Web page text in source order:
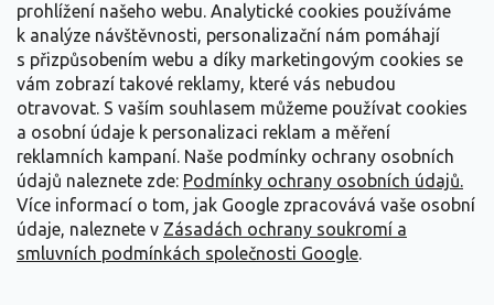
prohlížení našeho webu. Analytické cookies používáme
k analýze návštěvnosti, personalizační nám pomáhají
s přizpůsobením webu a díky marketingovým cookies se
vám zobrazí takové reklamy, které vás nebudou
otravovat. S vaším souhlasem můžeme používat cookies
a osobní údaje k personalizaci reklam a měření
reklamních kampaní. Naše podmínky ochrany osobních
údajů naleznete zde: Podmínky ochrany osobních údajů.
Více informací o tom, jak Google zpracovává vaše osobní
údaje, naleznete v Zásadách ochrany soukromí a
smluvních podmínkách společnosti Google.
Informace pro Vás
Kontakujte nás